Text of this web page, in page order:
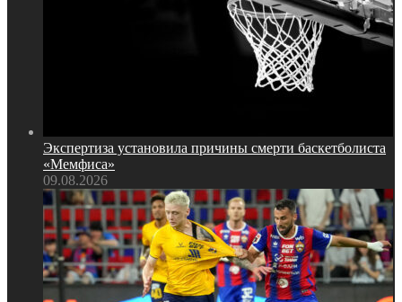
Экспертиза установила причины смерти баскетболиста
«Мемфиса»
09.08.2026